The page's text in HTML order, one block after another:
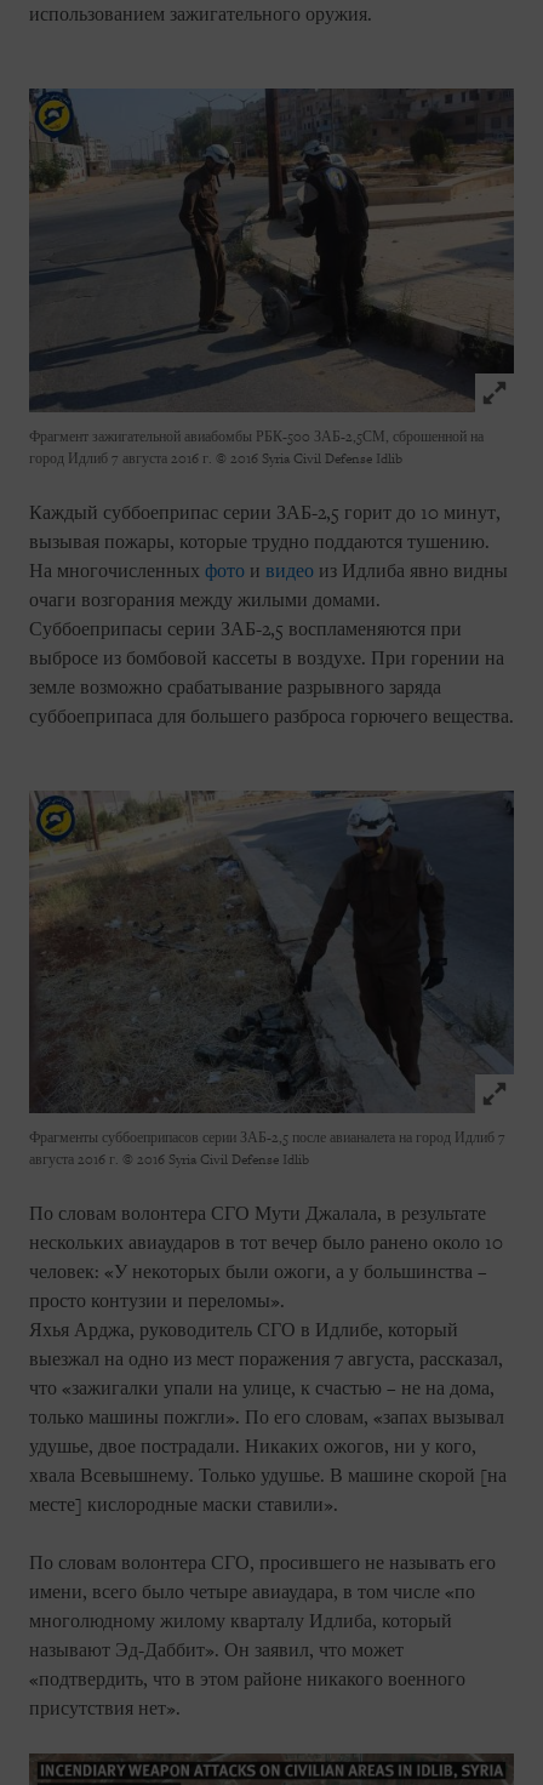
использованием зажигательного оружия.
Click
Фрагмент зажигательной авиабомбы РБК-500 ЗАБ-2,5СМ, сброшенной на
город Идлиб 7 августа 2016 г. © 2016 Syria Civil Defense Idlib
Каждый суббоеприпас серии ЗАБ-2,5 горит до 10 минут,
вызывая пожары, которые трудно поддаются тушению.
На многочисленных фото и видео из Идлиба явно видны
очаги возгорания между жилыми домами.
Суббоеприпасы серии ЗАБ-2,5 воспламеняются при
выбросе из бомбовой кассеты в воздухе. При горении на
земле возможно срабатывание разрывного заряда
суббоеприпаса для большего разброса горючего вещества.
Click
Фрагменты суббоеприпасов серии ЗАБ-2,5 после авианалета на город Идлиб 7
августа 2016 г. © 2016 Syria Civil Defense Idlib
По словам волонтера СГО Мути Джалала, в результате
нескольких авиаударов в тот вечер было ранено около 10
человек: «У некоторых были ожоги, а у большинства –
просто контузии и переломы».
Яхья Арджа, руководитель СГО в Идлибе, который
выезжал на одно из мест поражения 7 августа, рассказал,
что «зажигалки упали на улице, к счастью – не на дома,
только машины пожгли». По его словам, «запах вызывал
удушье, двое пострадали. Никаких ожогов, ни у кого,
хвала Всевышнему. Только удушье. В машине скорой [на
месте] кислородные маски ставили».
По словам волонтера СГО, просившего не называть его
имени, всего было четыре авиаудара, в том числе «по
многолюдному жилому кварталу Идлиба, который
называют Эд-Даббит». Он заявил, что может
«подтвердить, что в этом районе никакого военного
присутствия нет».